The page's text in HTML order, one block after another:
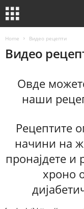
Home Видео рецепти
Видео
Овде
наши
Рецептите
начини на
пронајдете и
хроно